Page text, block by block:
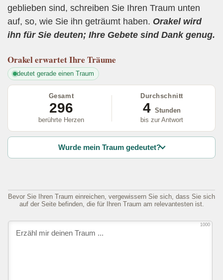
geblieben sind, schreiben Sie Ihren Traum unten
auf, so, wie Sie ihn geträumt haben. Orakel wird
ihn für Sie deuten; Ihre Gebete sind Dank genug.
Orakelerwartet Ihre Träume
deutet gerade einen Traum
Gesamt
296
berührte Herzen
Durchschnitt
4 Stunden
bis zur Antwort
Wurde mein Traum gedeutet?
Bevor Sie Ihren Traum einreichen, vergewissern Sie sich, dass Sie sich
auf der Seite befinden, die für Ihren Traum am relevantesten ist.
1000